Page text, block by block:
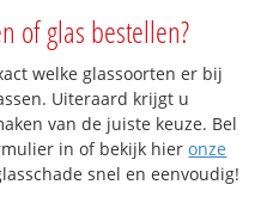
of glas bestellen?
welke glassoorten er bij
Uiteraard krijgt u
van de juiste keuze. Bel
in of bekijk hieronze
snel en eenvoudig!